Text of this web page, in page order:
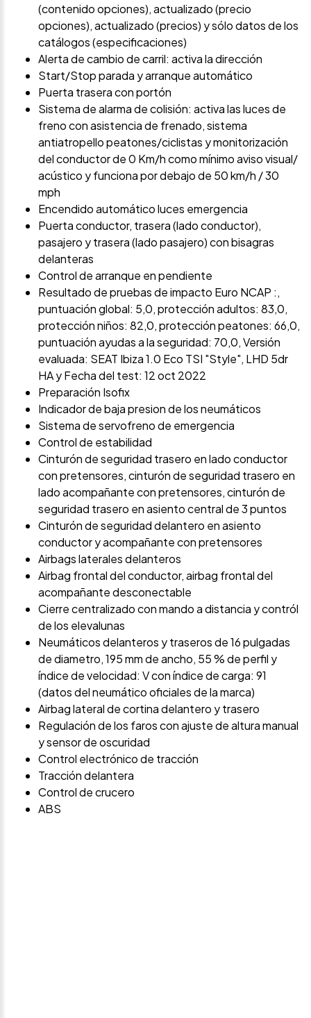
(contenido opciones), actualizado (precio
opciones), actualizado (precios) y sólo datos de los
catálogos (especificaciones)
Alerta de cambio de carril: activa la dirección
Start/Stop parada y arranque automático
Puerta trasera con portón
Sistema de alarma de colisión: activa las luces de
freno con asistencia de frenado, sistema
antiatropello peatones/ciclistas y monitorización
del conductor de 0 Km/h como mínimo aviso visual/
acústico y funciona por debajo de 50 km/h / 30
mph
Encendido automático luces emergencia
Puerta conductor, trasera (lado conductor),
pasajero y trasera (lado pasajero) con bisagras
delanteras
Control de arranque en pendiente
Resultado de pruebas de impacto Euro NCAP :,
puntuación global: 5,0, protección adultos: 83,0,
protección niños: 82,0, protección peatones: 66,0,
puntuación ayudas a la seguridad: 70,0, Versión
evaluada: SEAT Ibiza 1.0 Eco TSI "Style", LHD 5dr
HA y Fecha del test: 12 oct 2022
Preparación Isofix
Indicador de baja presion de los neumáticos
Sistema de servofreno de emergencia
Control de estabilidad
Cinturón de seguridad trasero en lado conductor
con pretensores, cinturón de seguridad trasero en
lado acompañante con pretensores, cinturón de
seguridad trasero en asiento central de 3 puntos
Cinturón de seguridad delantero en asiento
conductor y acompañante con pretensores
Airbags laterales delanteros
Airbag frontal del conductor, airbag frontal del
acompañante desconectable
Cierre centralizado con mando a distancia y contról
de los elevalunas
Neumáticos delanteros y traseros de 16 pulgadas
de diametro, 195 mm de ancho, 55 % de perfil y
índice de velocidad: V con índice de carga: 91
(datos del neumático oficiales de la marca)
Airbag lateral de cortina delantero y trasero
Regulación de los faros con ajuste de altura manual
y sensor de oscuridad
Control electrónico de tracción
Tracción delantera
Control de crucero
ABS